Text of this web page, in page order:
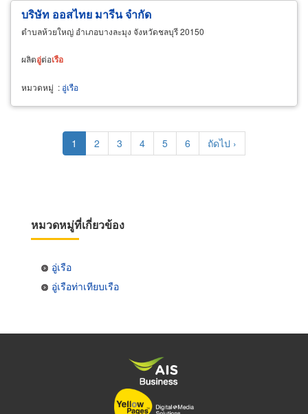
บริษัท ออสไทย มารีน จำกัด
ตำบลห้วยใหญ่ อำเภอบางละมุง จังหวัดชลบุรี 20150
ผลิตอู่ต่อเรือ
หมวดหมู่ : อู่เรือ
PaginationCurrent
page
1 Page
2 Page
3 Page
4 Page
5 Page
6
Next
page
ถัดไป ›
หมวดหมู่ที่เกี่ยวข้อง
อู่เรือ
อู่เรือท่าเทียบเรือ